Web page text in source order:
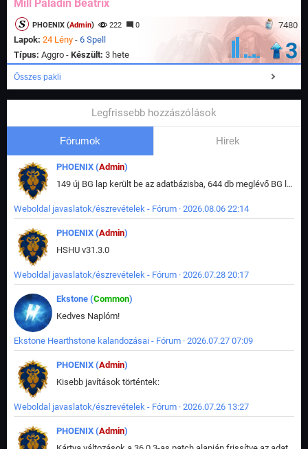
Mill Paladin Beatrix
7480
PHOENIX (Admin) 222 0
Lapok: 24 Lény - 6 Spell
Típus: Aggro - Készült: 3 hete 3
Összes pakli
Legfrissebb hozzászólások
Fórumok Hirek
PHOENIX (Admin)
149 új BG lap került be az adatbázisba, 644 db meglévő BG lap módosult, bekerültek az új képek a megváltozott lapokhoz is.
Weboldal javaslatok/észrevételek - Fórum · 2026.08.06 22:14
PHOENIX (Admin)
HSHU v31.3.0
Weboldal javaslatok/észrevételek - Fórum · 2026.07.28 20:17
Ekstone (Common)
Kedves Naplóm!
Ekstone Hearthstone kalandozásai - Fórum · 2026.07.27 07:09
PHOENIX (Admin)
Kisebb javítások történtek:
Weboldal javaslatok/észrevételek - Fórum · 2026.07.26 13:27
PHOENIX (Admin)